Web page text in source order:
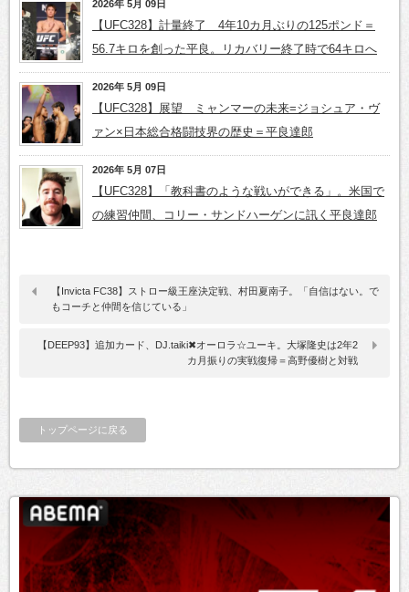
2026年 5月 09日
【UFC328】計量終了 4年10カ月ぶりの125ポンド＝
56.7キロを創った平良。リカバリー終了時で64キロへ
2026年 5月 09日
【UFC328】展望 ミャンマーの未来=ジョシュア・ヴ
ァン×日本総合格闘技界の歴史＝平良達郎
2026年 5月 07日
【UFC328】「教科書のような戦いができる」。米国で
の練習仲間、コリー・サンドハーゲンに訊く平良達郎
【Invicta FC38】ストロー級王座決定戦、村田夏南子。「自信はない。で
もコーチと仲間を信じている」
【DEEP93】追加カード、DJ.taiki✖オーロラ☆ユーキ。大塚隆史は2年2
カ月振りの実戦復帰＝高野優樹と対戦
トップページに戻る